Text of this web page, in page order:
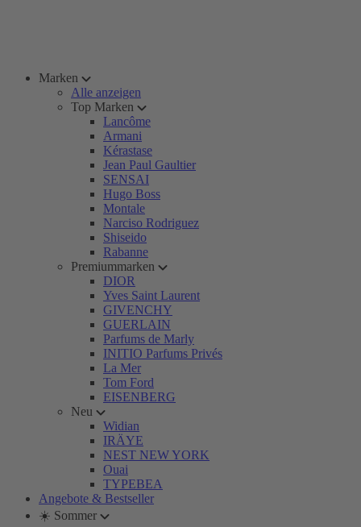
Marken
Alle anzeigen
Top Marken
Lancôme
Armani
Kérastase
Jean Paul Gaultier
SENSAI
Hugo Boss
Montale
Narciso Rodriguez
Shiseido
Rabanne
Premiummarken
DIOR
Yves Saint Laurent
GIVENCHY
GUERLAIN
Parfums de Marly
INITIO Parfums Privés
La Mer
Tom Ford
EISENBERG
Neu
Widian
IRÄYE
NEST NEW YORK
Ouai
TYPEBEA
Angebote & Bestseller
☀️ Sommer